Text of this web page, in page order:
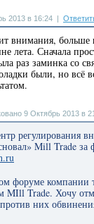
2013 в 16:24
внимания,
лета. Сначала
раз заминка со
были, но всё
9 Октябрь 2013 в
регулирования
Mill Trade за
форуме компании
MIll Trade. Хочу
них